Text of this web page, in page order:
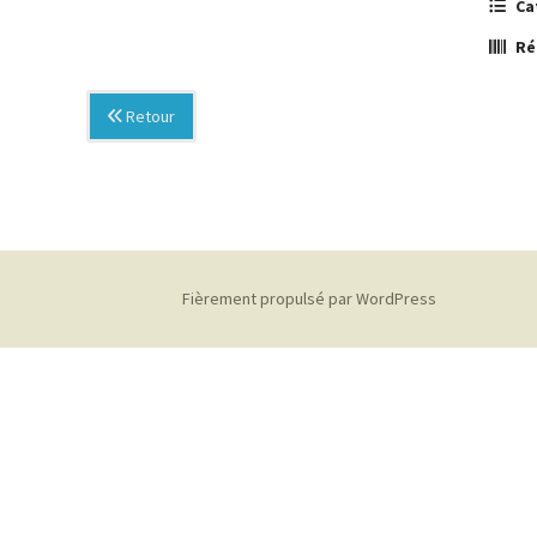
Retour
Fièrement propulsé par WordPress